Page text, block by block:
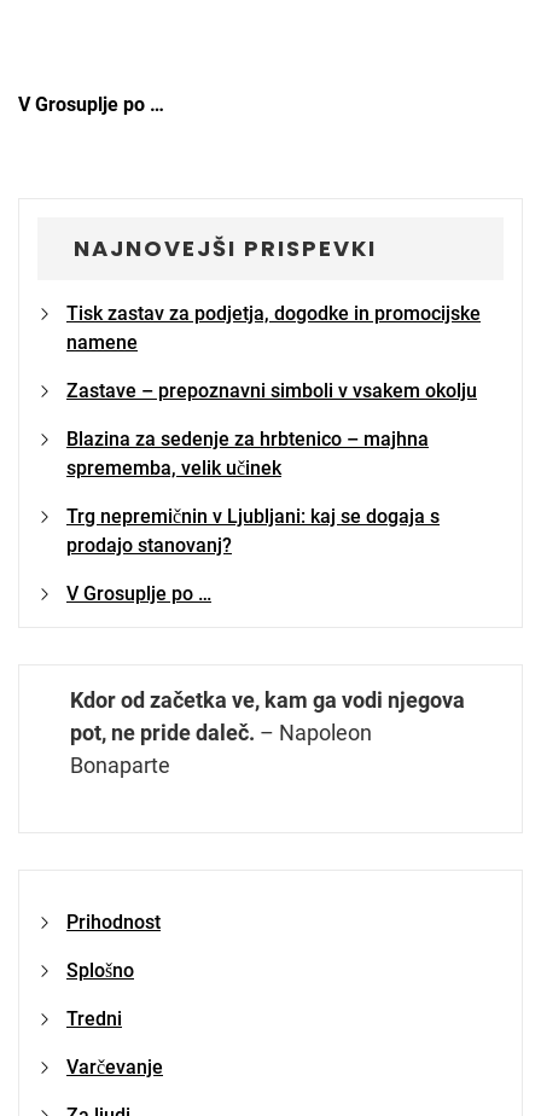
V Grosuplje po …
NAJNOVEJŠI PRISPEVKI
Tisk zastav za podjetja, dogodke in promocijske
namene
Zastave – prepoznavni simboli v vsakem okolju
Blazina za sedenje za hrbtenico – majhna
sprememba, velik učinek
Trg nepremičnin v Ljubljani: kaj se dogaja s
prodajo stanovanj?
V Grosuplje po …
Kdor od začetka ve, kam ga vodi njegova
pot, ne pride daleč. – Napoleon
Bonaparte
Prihodnost
Splošno
Tredni
Varčevanje